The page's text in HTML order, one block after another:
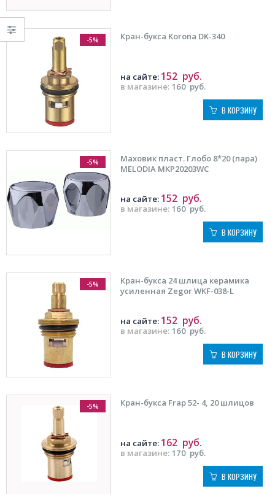
-5% Кран-букса Korona DK-340
в магазине: 160 руб.
на сайте: 152 руб.
В КОРЗИНУ
-5%
Маховик пласт. Глобо 8*20 (пара)
MELODIA MKP20203WC
в магазине: 160 руб.
на сайте: 152 руб.
В КОРЗИНУ
-5%
Кран-букса 24 шлица керамика
усиленная Zegor WKF-038-L
в магазине: 160 руб.
на сайте: 152 руб.
В КОРЗИНУ
-5% Кран-букса Frap 52- 4, 20 шлицов
в магазине: 170 руб.
на сайте: 162 руб.
В КОРЗИНУ